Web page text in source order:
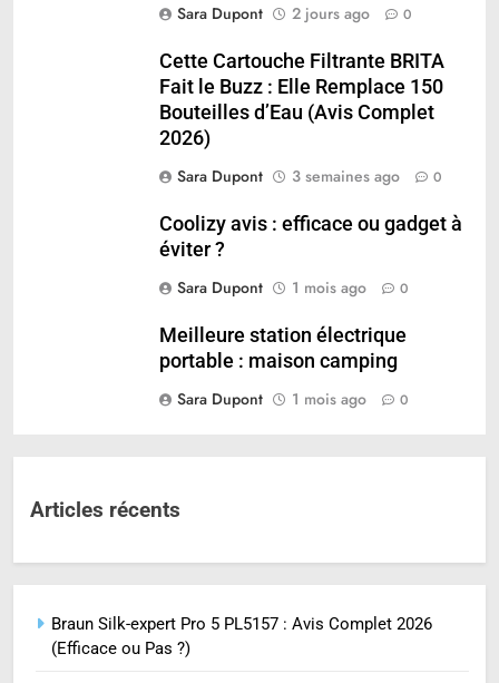
Sara Dupont
2 jours ago 0
Cette Cartouche Filtrante BRITA
Fait le Buzz : Elle Remplace 150
Bouteilles d’Eau (Avis Complet
2026)
Sara Dupont
3 semaines ago 0
Coolizy avis : efficace ou gadget à
éviter ?
Sara Dupont
1 mois ago 0
Meilleure station électrique
portable : maison camping
Sara Dupont
1 mois ago 0
Articles récents
Braun Silk-expert Pro 5 PL5157 : Avis Complet 2026
(Efficace ou Pas ?)